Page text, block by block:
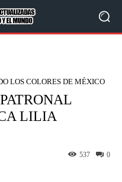
LOS COLORES DE MÉXICO
LILIA
0
537